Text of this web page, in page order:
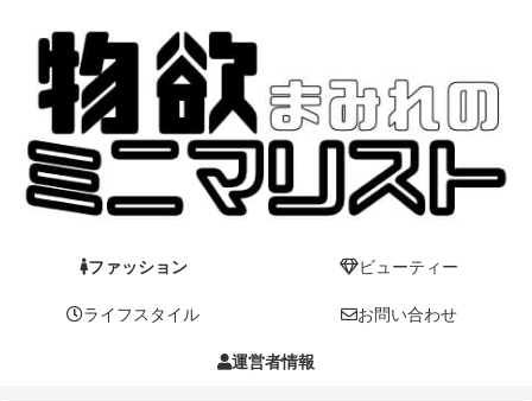
ファッション ビューティー
ライフスタイル お問い合わせ
運営者情報